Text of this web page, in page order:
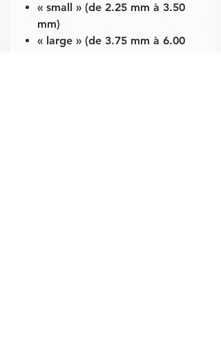
« small » (de 2.25 mm à 3.50
mm)
« large » (de 3.75 mm à 6.00